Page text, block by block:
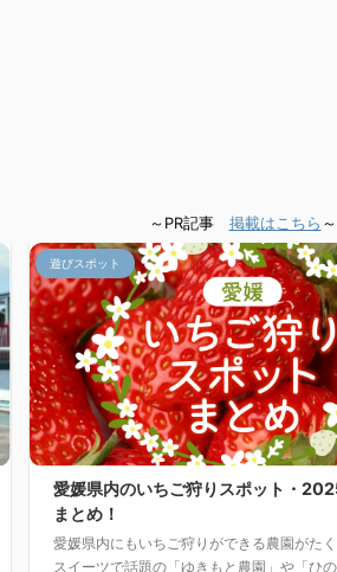
～PR記事 掲載はこちら ～
遊びスポット
愛媛県内のいちご狩りスポット・
まとめ！
愛媛県内にもいちご狩りができる農園がた
スイーツで話題の「ゆきもと農園」や「ひの